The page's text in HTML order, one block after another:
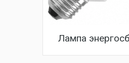
Лампа